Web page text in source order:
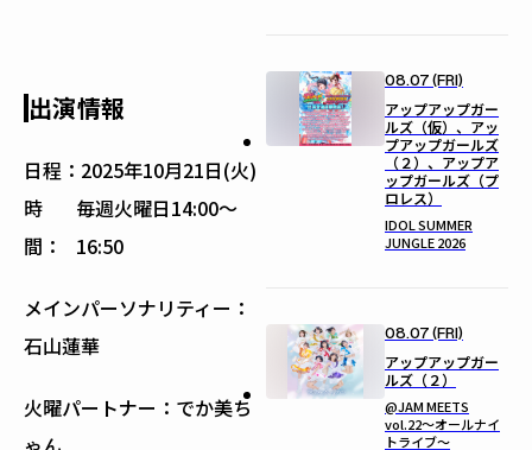
出演情報
日程： 2025年10月21日(火)
時
間：
毎週火曜日14:00〜
16:50
メインパーソナリティー：
石山蓮華
火曜パートナー：でか美ち
08.07 (FRI)
アップアップガー
ルズ（仮）、アッ
プアップガールズ
（２）、アップア
ップガールズ（プ
ロレス）
IDOL SUMMER
JUNGLE 2026
08.07 (FRI)
アップアップガー
ルズ（２）
@JAM MEETS
vol.22〜オールナイ
トライブ〜